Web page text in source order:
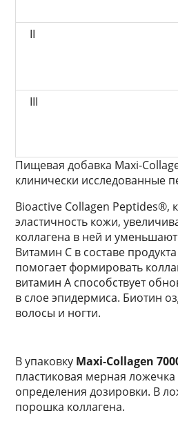
II
III
Пищевая добавка Maxi-
клинически исследованные
Bioactive Collagen
эластичность кожи,
коллагена в ней и
Витамин C в составе
помогает формировать
витамин A способствует
в слое эпидермиса. Биотин
волосы и ногти.
В упаковку Maxi-Collagen
пластиковая мерная ложечка
определения дозировки. В
порошка коллагена.